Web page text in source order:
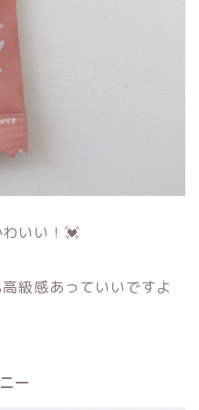
いい！💓
級感あっていいですよ
ー